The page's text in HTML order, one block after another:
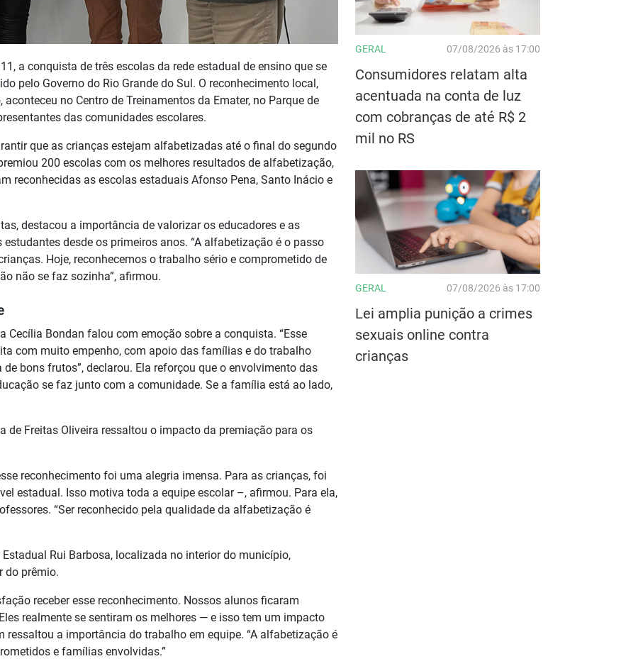
a conquista de três escolas da rede estadual de ensino que se
pelo Governo do Rio Grande do Sul. O reconhecimento local,
no Centro de Treinamentos da Emater, no Parque de
das comunidades escolares.
que as crianças estejam alfabetizadas até o final do segundo
200 escolas com os melhores resultados de alfabetização,
reconhecidas as escolas estaduais Afonso Pena, Santo Inácio e
destacou a importância de valorizar os educadores e as
desde os primeiros anos. “A alfabetização é o passo
Hoje, reconhecemos o trabalho sério e comprometido de
não se faz sozinha”, afirmou.
Cecília Bondan falou com emoção sobre a conquista. “Esse
com muito empenho, com apoio das famílias e do trabalho
bons frutos”, declarou. Ela reforçou que o envolvimento das
se faz junto com a comunidade. Se a família está ao lado,
de Freitas Oliveira ressaltou o impacto da premiação para os
reconhecimento foi uma alegria imensa. Para as crianças, foi
estadual. Isso motiva toda a equipe escolar –, afirmou. Para ela,
“Ser reconhecido pela qualidade da alfabetização é
Rui Barbosa, localizada no interior do município,
do prêmio.
receber esse reconhecimento. Nossos alunos ficaram
realmente se sentiram os melhores — e isso tem um impacto
a importância do trabalho em equipe. “A alfabetização é
e famílias envolvidas.”
GERAL 07/08/2026 às 17:00
Consumidores relatam alta
acentuada na conta de luz
com cobranças de até R$ 2
mil no RS
GERAL 07/08/2026 às 17:00
Lei amplia punição a crimes
sexuais online contra
crianças